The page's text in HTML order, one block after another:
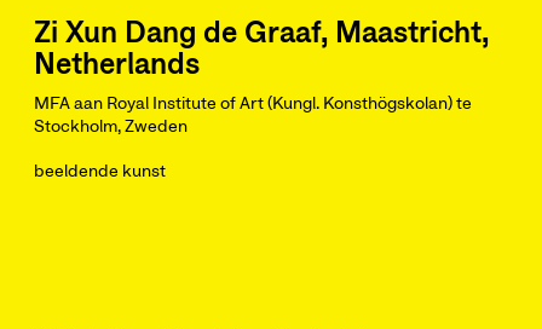
Zi Xun Dang de Graaf, Maastricht,
Netherlands
MFA aan Royal Institute of Art (Kungl. Konsthögskolan) te
Stockholm, Zweden
beeldende kunst